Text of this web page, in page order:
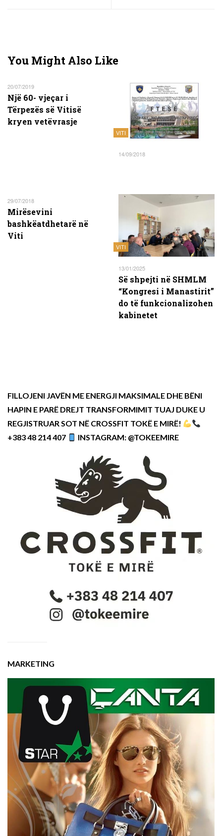
You Might Also Like
20/07/2019
Një 60- vjeçar i
Tërpezës së Vitisë
kryen vetëvrasje
VITI
14/09/2018
29/07/2018
Mirësevini
bashkëatdhetarë në
Viti
VITI
13/01/2025
Së shpejti në SHMLM
“Kongresi i Manastirit”
do të funkcionalizohen
kabinetet
FILLOJENI JAVËN ME ENERGJI MAKSIMALE DHE BËNI
HAPIN E PARË DREJT TRANSFORMIMIT TUAJ DUKE U
REGJISTRUAR SOT NË CROSSFIT TOKË E MIRË!
+383 48 214 407
INSTAGRAM: @TOKEEMIRE
MARKETING